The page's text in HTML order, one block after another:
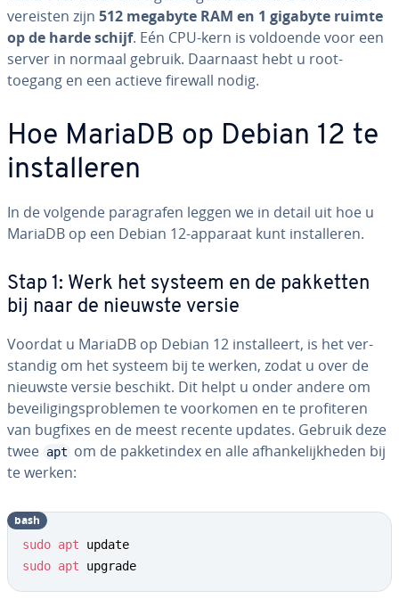
vereisten zijn 512 megabyte RAM en 1 gigabyte ruimte
op de harde schijf. Eén CPU-kern is voldoende voor een
server in normaal gebruik. Daarnaast hebt u root-
toegang en een actieve firewall nodig.
Hoe MariaDB op Debian 12 te
in­stal­le­ren
In de volgende pa­ra­gra­fen leggen we in detail uit hoe u
MariaDB op een Debian 12-apparaat kunt in­stal­le­ren.
Stap 1: Werk het systeem en de pakketten
bij naar de nieuwste versie
Voordat u MariaDB op Debian 12 in­stal­leert, is het ver­
stan­dig om het systeem bij te werken, zodat u over de
nieuwste versie beschikt. Dit helpt u onder andere om
be­vei­li­gings­pro­ble­men te voorkomen en te pro­fi­te­ren
van bugfixes en de meest recente updates. Gebruik deze
twee apt om de pak­ket­in­dex en alle af­han­ke­lijk­he­den bij
te werken:
sudo apt
sudo apt upgrade
bash